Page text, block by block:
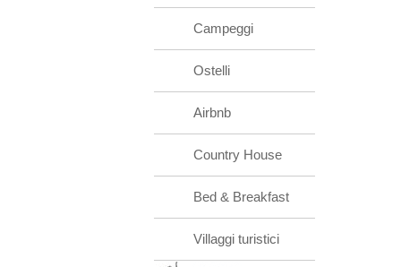
Campeggi
Ostelli
Airbnb
Country House
Bed & Breakfast
Villaggi turistici